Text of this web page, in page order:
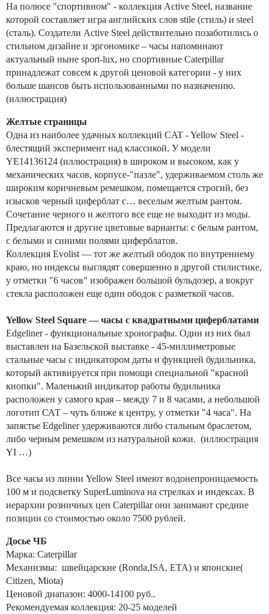
На полюсе "спортивном" - коллекция Active Steel, название
которой составляет игра английских слов stile (стиль) и steel
(сталь). Создатели Active Steel действительно позаботились о
стильном дизайне и эргономике – часы напоминают
актуальный ныне sport-lux, но спортивные Caterpillar
принадлежат совсем к другой ценовой категории - у них
больше шансов быть использованными по назначению.
(иллюстрация)
Желтые страницы
Одна из наиболее удачных коллекций CAT - Yellow Steel -
блестящий эксперимент над классикой. У модели
YE14136124 (иллюстрация) в широком и высоком, как у
механических часов, корпусе-"пазле", удерживаемом столь же
широким коричневым ремешком, помещается строгий, без
изысков черный циферблат с… веселым желтым рантом.
Сочетание черного и желтого все еще не выходит из моды.
Предлагаются и другие цветовые варианты: с белым рантом,
с белыми и синими полями циферблатов.
Коллекция Evolist — тот же желтый ободок по внутреннему
краю, но индексы выглядят совершенно в другой стилистике,
у отметки "6 часов" изображен большой бульдозер, а вокруг
стекла расположен еще один ободок с разметкой часов.
Yellow Steel Square — часы с квадратными циферблатами
Edgeliner - функциональные хронографы. Один из них был
выставлен на Базельской выставке - 45-миллиметровые
стальные часы с индикатором даты и функцией будильника,
который активируется при помощи специальной "красной
кнопки". Маленький индикатор работы будильника
расположен у самого края – между 7 и 8 часами, а небольшой
логотип САТ – чуть ближе к центру, у отметки "4 часа". На
запястье Edgeliner удерживаются либо стальным браслетом,
либо черным ремешком из натуральной кожи. (иллюстрация
YI …)
Все часы из линии Yellow Steel имеют водонепроницаемость
100 м и подсветку SuperLuminova на стрелках и индексах. В
иерархии розничных цен Caterpillar они занимают средние
позиции со стоимостью около 7500 рублей.
Досье ЧБ
Марка: Caterpillar
Механизмы: швейцарские (Ronda,ISA, ETA) и японские(
Citizen, Miota)
Ценовой диапазон: 4000-14100 руб..
Рекомендуемая коллекция: 20-25 моделей